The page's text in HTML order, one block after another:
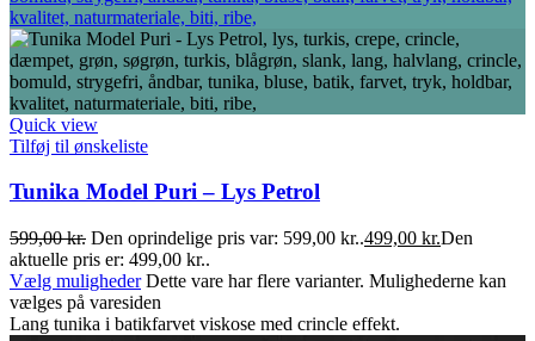
Quick view
Tilføj til ønskeliste
Tunika Model Puri – Lys Petrol
599,00kr. Den oprindelige pris var: 599,00 kr..499,00 kr.Den
aktuelle pris er: 499,00 kr..
Vælg muligheder Dette vare har flere varianter. Mulighederne kan
vælges på varesiden
Lang tunika i batikfarvet viskose med crincle effekt.